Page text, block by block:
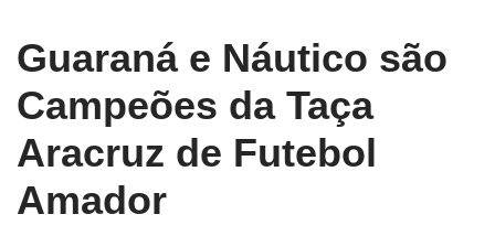
Guaraná e Náutico são
Campeões da Taça
Aracruz de Futebol
Amador